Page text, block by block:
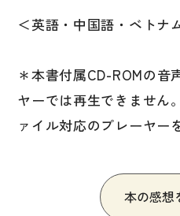
＜英語・中国語・ベトナ
＊本書付属CD-ROMの音
ヤーでは再生できません
ァイル対応のプレーヤー
本の感想